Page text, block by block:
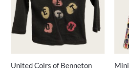
United Colrs of Benneton